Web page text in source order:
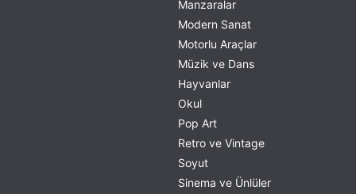
Manzaralar
Modern Sanat
Motorlu Araçlar
Müzik ve Dans
Hayvanlar
Okul
Pop Art
Retro ve Vintage
Soyut
Sinema ve Ünlüler